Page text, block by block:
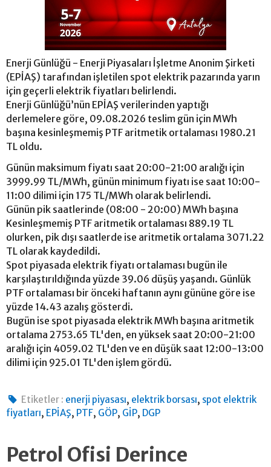
Enerji Günlüğü - Enerji Piyasaları İşletme Anonim Şirketi
(EPİAŞ) tarafından işletilen spot elektrik pazarında yarın
için geçerli elektrik fiyatları belirlendi.
Enerji Günlüğü’nün EPİAŞ verilerinden yaptığı
derlemelere göre, 09.08.2026 teslim gün için MWh
başına kesinleşmemiş PTF aritmetik ortalaması 1980.21
TL oldu.
Günün maksimum fiyatı saat 20:00-21:00 aralığı için
3999.99 TL/MWh, günün minimum fiyatı ise saat 10:00-
11:00 dilimi için 175 TL/MWh olarak belirlendi.
Günün pik saatlerinde (08:00 - 20:00) MWh başına
Kesinleşmemiş PTF aritmetik ortalaması 889.19 TL
olurken, pik dışı saatlerde ise aritmetik ortalama 3071.22
TL olarak kaydedildi.
Spot piyasada elektrik fiyatı ortalaması bugün ile
karşılaştırıldığında yüzde 39.06 düşüş yaşandı. Günlük
PTF ortalaması bir önceki haftanın aynı gününe göre ise
yüzde 14.43 azalış gösterdi.
Bugün ise spot piyasada elektrik MWh başına aritmetik
ortalama 2753.65 TL'den, en yüksek saat 20:00-21:00
aralığı için 4059.02 TL'den ve en düşük saat 12:00-13:00
dilimi için 925.01 TL'den işlem gördü.
Etiketler : enerji piyasası, elektrik borsası, spot elektrik
fiyatları, EPİAŞ, PTF, GÖP, GİP, DGP
Petrol Ofisi Derince